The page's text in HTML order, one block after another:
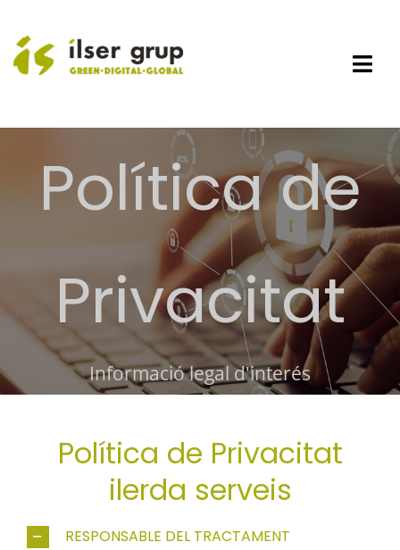
content
Productes
Grup Dino
Àrea Clients
Contacta
Política de
Privacitat
Informació legal d'interés
Política de Privacitat
ilerda serveis
RESPONSABLE DEL TRACTAMENT